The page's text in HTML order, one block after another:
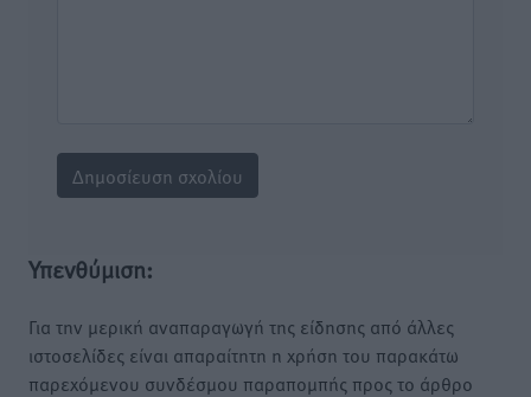
Υπενθύμιση:
Για την μερική αναπαραγωγή της είδησης από άλλες
ιστοσελίδες είναι απαραίτητη η χρήση του παρακάτω
παρεχόμενου συνδέσμου παραπομπής προς το άρθρο